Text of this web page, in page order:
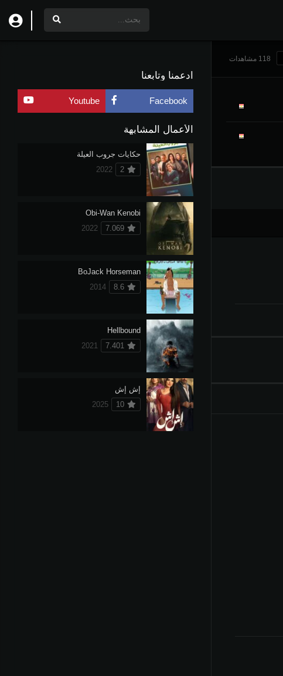
118 مشاهدات
ادعمنا وتابعنا
Facebook
Youtube
الأعمال المشابهة
حكايات جروب العيلة
2
2022
Obi-Wan Kenobi
7.069
2022
BoJack Horseman
8.6
2014
Hellbound
7.401
2021
إش إش
10
2025